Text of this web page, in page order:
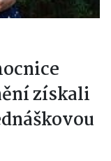
získali